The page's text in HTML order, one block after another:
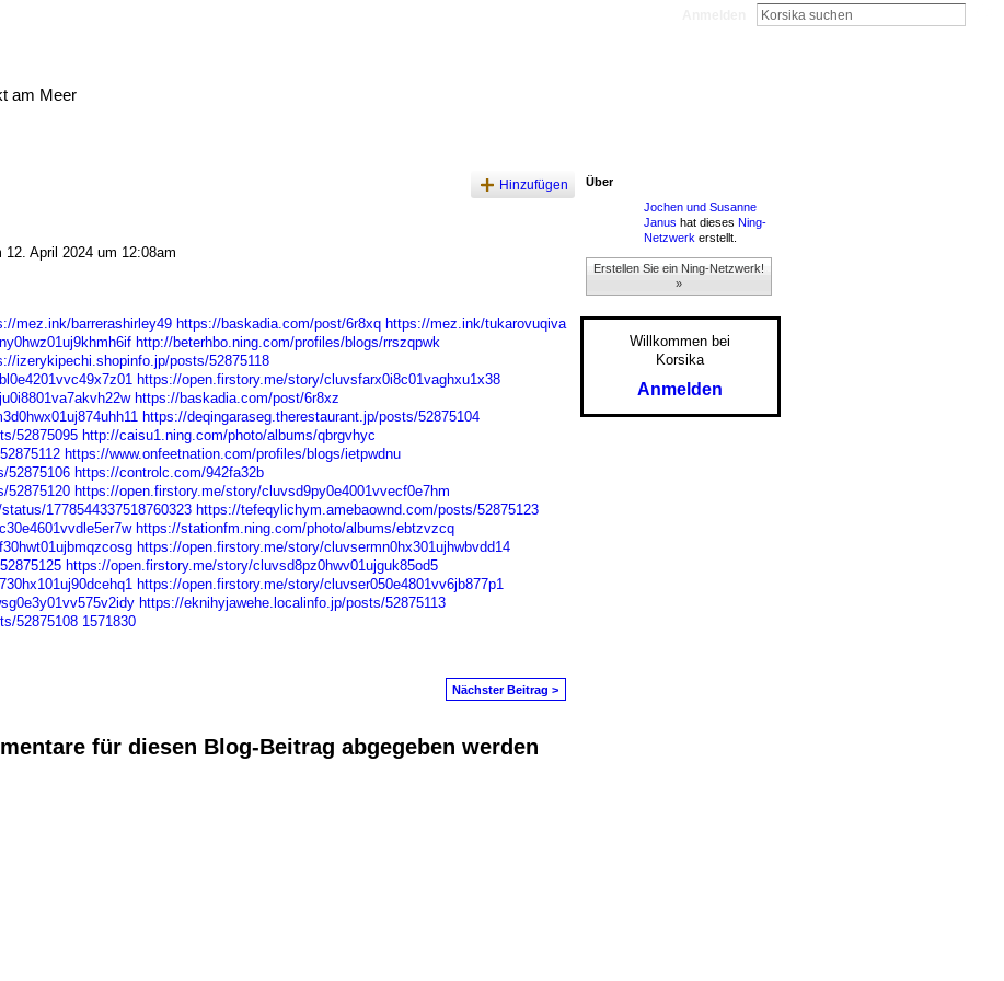
am Meer
Hinzufügen
12. April 2024 um 12:08am
mez.ink/barrerashirley49 https://baskadia.com/post/6r8xq https://mez.ink/tukarovuqiva
http://beterhbo.ning.com/profiles/blogs/rrszqpwk
izerykipechi.shopinfo.jp/posts/52875118
https://open.firstory.me/story/cluvsfarx0i8c01vaghxu1x38
https://baskadia.com/post/6r8xz
https://deqingaraseg.therestaurant.jp/posts/52875104
52875095 http://caisu1.ning.com/photo/albums/qbrgvhyc
https://www.onfeetnation.com/profiles/blogs/ietpwdnu
52875106 https://controlc.com/942fa32b
52875120 https://open.firstory.me/story/cluvsd9py0e4001vvecf0e7hm
1778544337518760323 https://tefeqylichym.amebaownd.com/posts/52875123
https://stationfm.ning.com/photo/albums/ebtzvzcq
https://open.firstory.me/story/cluvsermn0hx301ujhwbvdd14
https://open.firstory.me/story/cluvsd8pz0hwv01ujguk85od5
https://open.firstory.me/story/cluvser050e4801vv6jb877p1
https://eknihyjawehe.localinfo.jp/posts/52875113
52875108 1571830
Nächster Beitrag >
für diesen Blog-Beitrag abgegeben werden
Über
Jochen und Susanne
Janus hat dieses Ning-
Netzwerk erstellt.
Erstellen Sie ein Ning-Netzwerk!
»
Willkommen bei
Korsika
Anmelden